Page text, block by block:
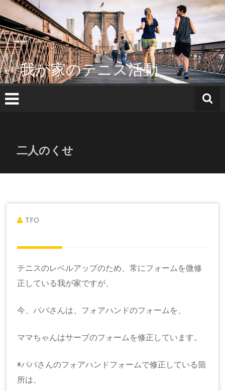
ン
テ
ン
ツ
へ
ス
キ
ッ
我が家のテニス活動
二人のくせ
TFO
テニスのレベルアップのため、常にフォームを微修
正している我が家ですが、
今、パパさんは、フォアハンドのフォームを、
ママちゃんはサーブのフォームを修正しています。
◉パパさんのフォアハンドフォームで修正している箇
所は、